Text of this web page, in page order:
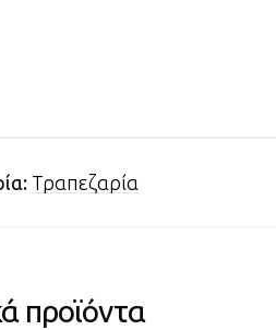
Τραπεζαρία
προϊόντα